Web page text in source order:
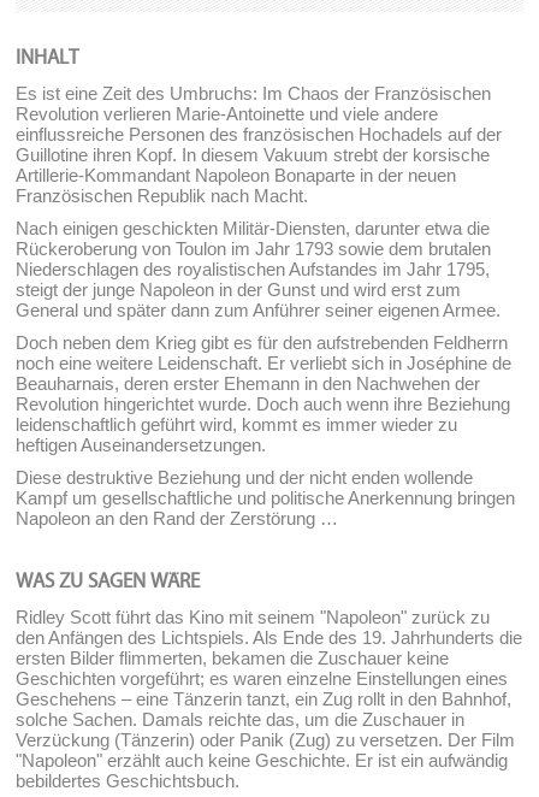
INHALT
Es ist eine Zeit des Umbruchs: Im Chaos der Französischen
Revolution verlieren Marie-Antoinette und viele andere
einflussreiche Personen des französischen Hochadels auf der
Guillotine ihren Kopf. In diesem Vakuum strebt der korsische
Artillerie-Kommandant Napoleon Bonaparte in der neuen
Französischen Republik nach Macht.
Nach einigen geschickten Militär-Diensten, darunter etwa die
Rückeroberung von Toulon im Jahr 1793 sowie dem brutalen
Niederschlagen des royalistischen Aufstandes im Jahr 1795,
steigt der junge Napoleon in der Gunst und wird erst zum
General und später dann zum Anführer seiner eigenen Armee.
Doch neben dem Krieg gibt es für den aufstrebenden Feldherrn
noch eine weitere Leidenschaft. Er verliebt sich in Joséphine de
Beauharnais, deren erster Ehemann in den Nachwehen der
Revolution hingerichtet wurde. Doch auch wenn ihre Beziehung
leidenschaftlich geführt wird, kommt es immer wieder zu
heftigen Auseinandersetzungen.
Diese destruktive Beziehung und der nicht enden wollende
Kampf um gesellschaftliche und politische Anerkennung bringen
Napoleon an den Rand der Zerstörung …
WAS ZU SAGEN WÄRE
Ridley Scott führt das Kino mit seinem "Napoleon" zurück zu
den Anfängen des Lichtspiels. Als Ende des 19. Jahrhunderts die
ersten Bilder flimmerten, bekamen die Zuschauer keine
Geschichten vorgeführt; es waren einzelne Einstellungen eines
Geschehens – eine Tänzerin tanzt, ein Zug rollt in den Bahnhof,
solche Sachen. Damals reichte das, um die Zuschauer in
Verzückung (Tänzerin) oder Panik (Zug) zu versetzen. Der Film
"Napoleon" erzählt auch keine Geschichte. Er ist ein aufwändig
bebildertes Geschichtsbuch.